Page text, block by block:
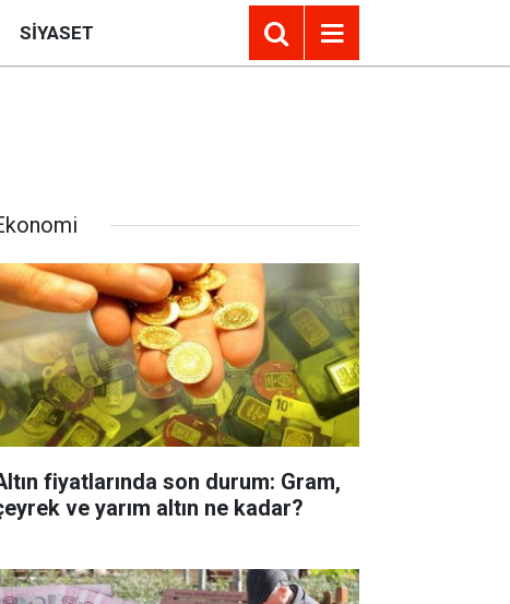
SIYASET
fiyatlarında son durum: Gram,
ve yarım altın ne kadar?